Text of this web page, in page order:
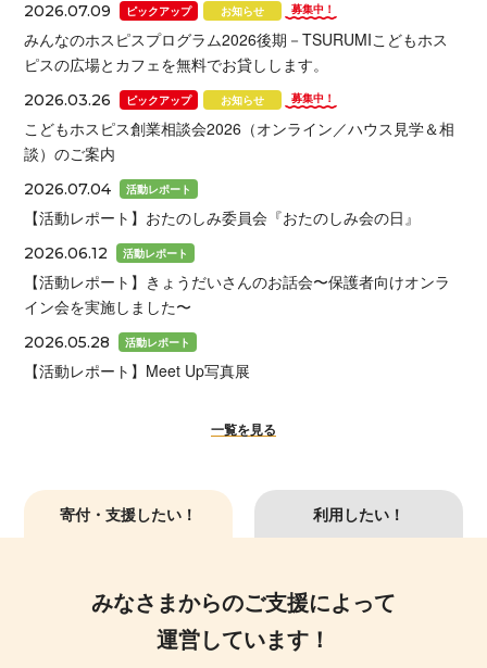
2026.07.09 ピックアップ お知らせ 募集中！
みんなのホスピスプログラム2026後期－TSURUMIこどもホス
ピスの広場とカフェを無料でお貸しします。
2026.03.26 ピックアップ お知らせ 募集中！
こどもホスピス創業相談会2026（オンライン／ハウス見学＆相
談）のご案内
2026.07.04 活動レポート
【活動レポート】おたのしみ委員会『おたのしみ会の日』
2026.06.12 活動レポート
【活動レポート】きょうだいさんのお話会〜保護者向けオンラ
イン会を実施しました〜
2026.05.28 活動レポート
【活動レポート】Meet Up写真展
一覧を見る
寄付・支援したい！ 利用したい！
みなさまからのご支援によって
運営しています！